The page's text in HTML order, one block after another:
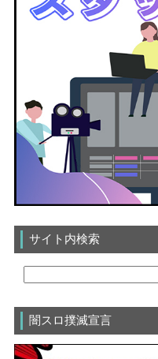
サイト内検索
闇スロ撲滅宣言